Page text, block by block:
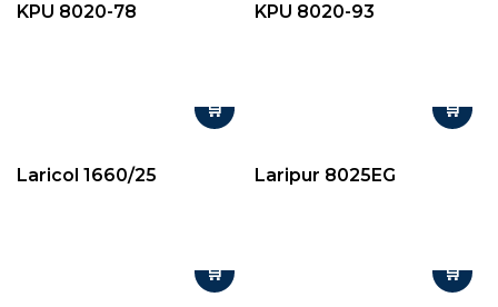
KPU 8020-78 KPU 8020-93
Laricol 1660/25 Laripur 8025EG